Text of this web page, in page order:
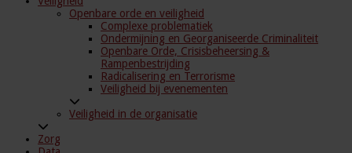
Openbare orde en veiligheid
Complexe problematiek
Ondermijning en Georganiseerde Criminaliteit
Openbare Orde, Crisisbeheersing &
Rampenbestrijding
Radicalisering en Terrorisme
Veiligheid bij evenementen
Veiligheid in de organisatie
Zorg